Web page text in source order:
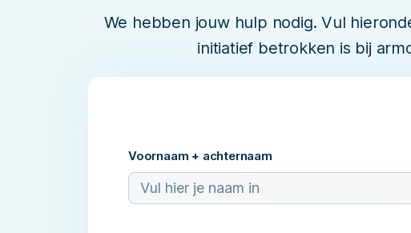
We hebben jouw hulp nodig. Vul
initiatief betrokken is bij
Voornaam + achternaam